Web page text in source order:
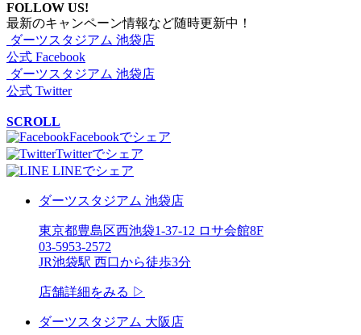
FOLLOW US!
最新のキャンペーン情報など随時更新中！
ダーツスタジアム 池袋店
公式 Facebook
ダーツスタジアム 池袋店
公式 Twitter
SCROLL
Facebookでシェア
Twitterでシェア
LINEでシェア
ダーツスタジアム 池袋店
東京都豊島区西池袋1-37-12 ロサ会館8F
03-5953-2572
JR池袋駅 西口から徒歩3分
店舗詳細をみる ▷
ダーツスタジアム 大阪店